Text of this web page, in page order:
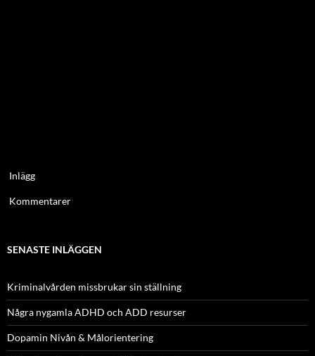
Inlägg
Kommentarer
SENASTE INLÄGGEN
Kriminalvården missbrukar sin ställning
Några nygamla ADHD och ADD resurser
Dopamin Nivån & Målorientering